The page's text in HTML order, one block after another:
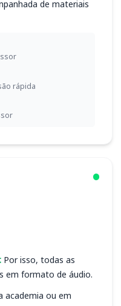
de materiais
rápida
Por isso, todas as
em formato de áudio.
academia ou em